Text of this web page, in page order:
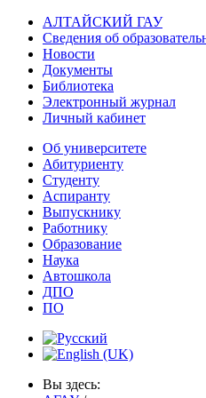
АЛТАЙСКИЙ ГАУ
Сведения об
Новости
Документы
Библиотека
Электронный журнал
Личный кабинет
Об университете
Абитуриенту
Студенту
Аспиранту
Выпускнику
Работнику
Образование
Наука
Автошкола
ДПО
ПО
Вы здесь: